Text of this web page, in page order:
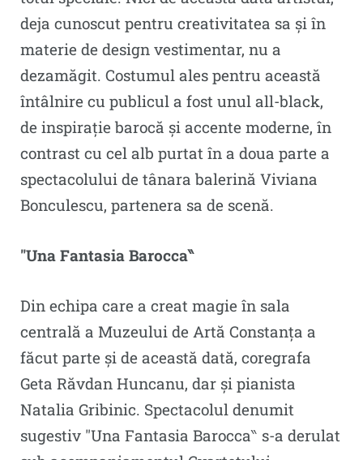
deja cunoscut pentru creativitatea sa și în
materie de design vestimentar, nu a
dezamăgit. Costumul ales pentru această
întâlnire cu publicul a fost unul all-black,
de inspirație barocă și accente moderne, în
contrast cu cel alb purtat în a doua parte a
spectacolului de tânara balerină Viviana
Bonculescu, partenera sa de scenă.
″Una Fantasia Barocca‶
Din echipa care a creat magie în sala
centrală a Muzeului de Artă Constanța a
făcut parte și de această dată, coregrafa
Geta Răvdan Huncanu, dar și pianista
Natalia Gribinic. Spectacolul denumit
sugestiv ″Una Fantasia Barocca‶ s-a derulat